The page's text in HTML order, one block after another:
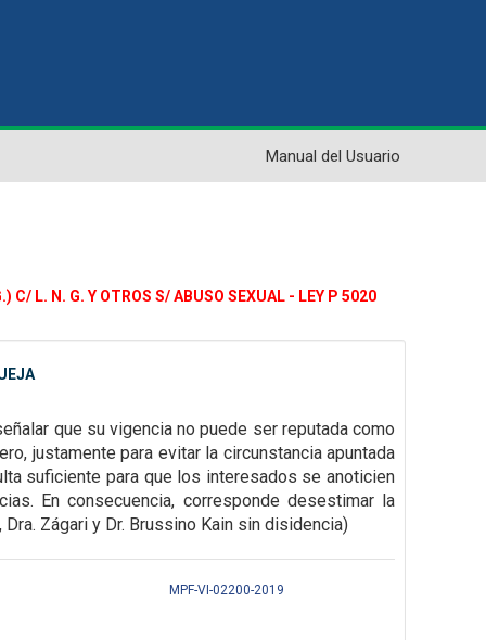
Manual del Usuario
L. N. G. Y OTROS S/ ABUSO SEXUAL - LEY P 5020
que su vigencia no puede ser reputada como
justamente para evitar la circunstancia apuntada
suficiente para que los interesados se anoticien
En consecuencia, corresponde desestimar la
Dra. Zágari y Dr. Brussino Kain sin disidencia)
MPF-VI-02200-2019